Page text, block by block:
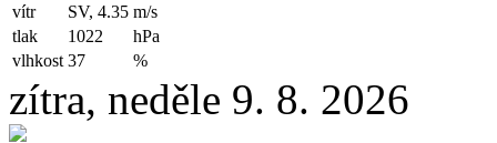
vítr SV, 4.35 m/s
tlak
1022
hPa
vlhkost 37 %
zítra, neděle 9. 8. 2026